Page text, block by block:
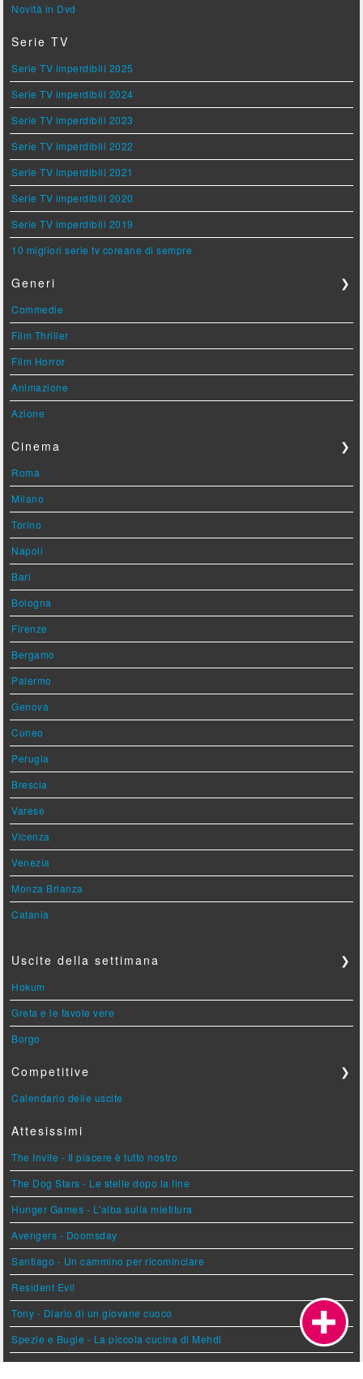
Novità in Dvd
Serie TV
Serie TV imperdibili 2025
Serie TV imperdibili 2024
Serie TV imperdibili 2023
Serie TV imperdibili 2022
Serie TV imperdibili 2021
Serie TV imperdibili 2020
Serie TV imperdibili 2019
10 migliori serie tv coreane di sempre
Generi ❯
Commedie
Film Thriller
Film Horror
Animazione
Azione
Cinema ❯
Roma
Milano
Torino
Napoli
Bari
Bologna
Firenze
Bergamo
Palermo
Genova
Cuneo
Perugia
Brescia
Varese
Vicenza
Venezia
Monza Brianza
Catania
Uscite della settimana ❯
Hokum
Greta e le favole vere
Borgo
Competitive ❯
Calendario delle uscite
Attesissimi
The Invite - Il piacere è tutto nostro
The Dog Stars - Le stelle dopo la fine
Hunger Games - L'alba sulla mietitura
Avengers - Doomsday
Santiago - Un cammino per ricominciare
Resident Evil
Tony - Diario di un giovane cuoco
Spezie e Bugie - La piccola cucina di Mehdi
Il Cileno